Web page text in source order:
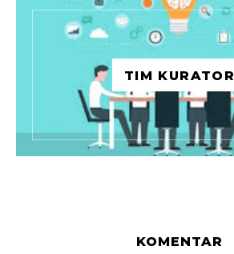
TIM KURATOR
KOMENTAR